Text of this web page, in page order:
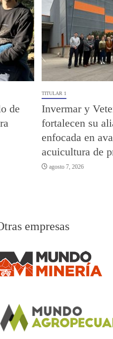
de
TITULAR 1
Invermar y
fortalecen su
enfocada en
acuicultura de
agosto 7, 2026
empresas